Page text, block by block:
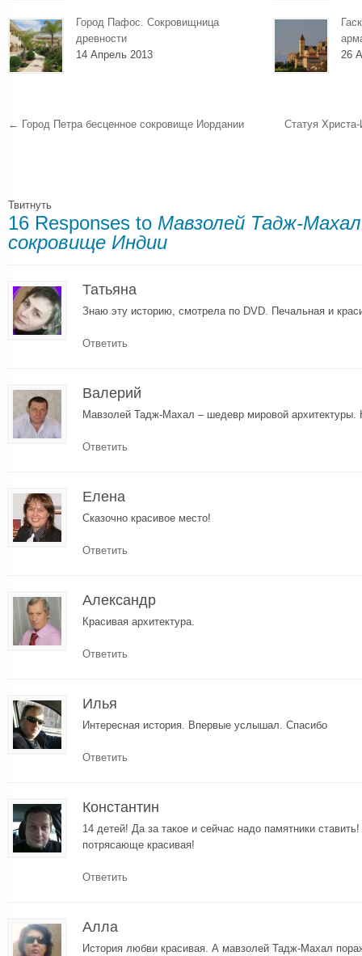
Город Пафос. Сокровищница
древности
14 Апрель 2013
26
← Город Петра бесценное сокровище Иордании Статуя
Твитнуть
16 Responses to Мавзолей Тадж-
сокровище Индии
Татьяна
Знаю эту историю, смотрела по DVD. Печальная и
Ответить
Валерий
Мавзолей Тадж-Махал – шедевр мировой архитектуры.
Ответить
Елена
Сказочно красивое место!
Ответить
Александр
Красивая архитектура.
Ответить
Илья
Интересная история. Впервые услышал. Спасибо
Ответить
Константин
14 детей! Да за такое и сейчас надо памятники
потрясающе красивая!
Ответить
Алла
История любви красивая. А мавзолей Тадж-Махал